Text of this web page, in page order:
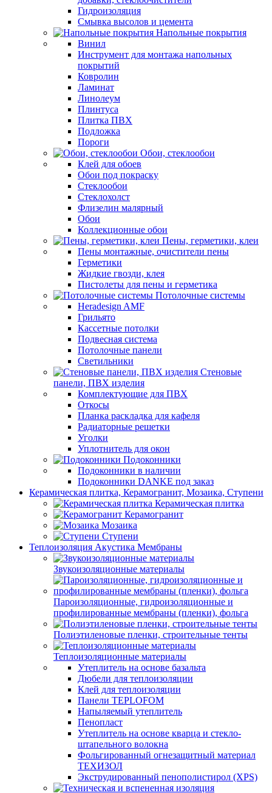
Гидроизоляция
Смывка высолов и цемента
Напольные покрытия
Винил
Инструмент для монтажа напольных
покрытий
Ковролин
Ламинат
Линолеум
Плинтуса
Плитка ПВХ
Подложка
Пороги
Обои, стеклообои
Клей для обоев
Обои под покраску
Стеклообои
Стеклохолст
Флизелин малярный
Обои
Коллекционные обои
Пены, герметики, клеи
Пены монтажные, очистители пены
Герметики
Жидкие гвозди, клея
Пистолеты для пены и герметика
Потолочные системы
Heradesign AMF
Грильято
Кассетные потолки
Подвесная система
Потолочные панели
Светильники
Стеновые
панели, ПВХ изделия
Комплектующие для ПВХ
Откосы
Планка раскладка для кафеля
Радиаторные решетки
Уголки
Уплотнитель для окон
Подоконники
Подоконники в наличии
Подоконники DANKE под заказ
Керамическая плитка, Керамогранит, Мозаика, Ступени
Керамическая плитка
Керамогранит
Мозаика
Ступени
Теплоизоляция Акустика Мембраны
Звукоизоляционные материалы
Пароизоляционные, гидроизоляционные и
профилированные мембраны (пленки), фольга
Полиэтиленовые пленки, строительные тенты
Теплоизоляционные материалы
Утеплитель на основе базальта
Дюбели для теплоизоляции
Клей для теплоизоляции
Панели TEPLOFOM
Напыляемый утеплитель
Пенопласт
Утеплитель на основе кварца и стекло-
штапельного волокна
Фольгированный огнезащитный материал
ТЕХИЗОЛ
Экструдированный пенополистирол (XPS)